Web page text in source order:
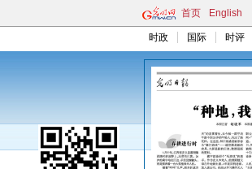
首页 English
时政 国际 时评